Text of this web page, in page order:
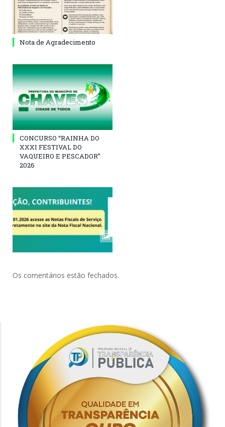
Nota de Agradecimento
CONCURSO “RAINHA DO
XXXI FESTIVAL DO
VAQUEIRO E PESCADOR”
2026
Os comentários estão fechados.